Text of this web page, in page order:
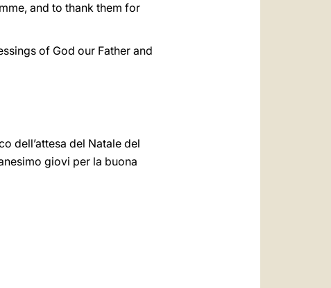
and to thank them for
of God our Father and
dell’attesa del Natale del
giovi per la buona